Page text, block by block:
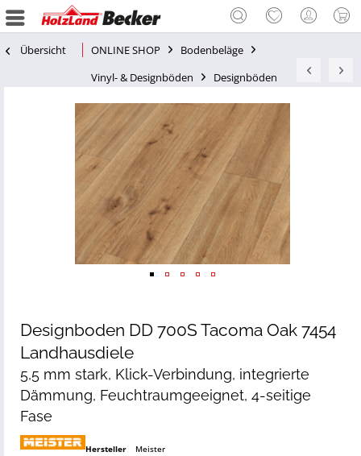
Übersicht ONLINE SHOP
Bodenbeläge
Vinyl- & Designböden
Designböden
Designboden DD 700S Tacoma Oak 7454
Landhausdiele
5,5 mm stark, Klick-Verbindung, integrierte
Dämmung, Feuchtraumgeeignet, 4-seitige
Fase
Hersteller
Meister